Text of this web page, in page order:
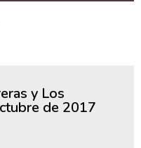
y Los
de 2017